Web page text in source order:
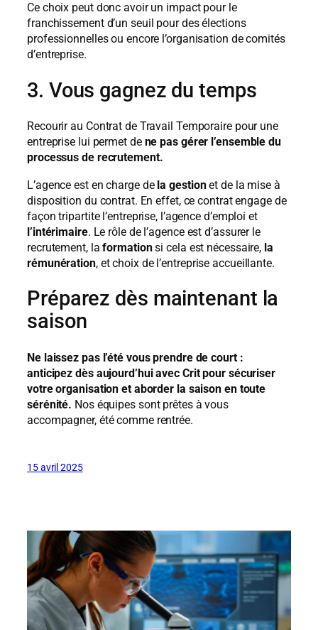
Ce choix peut donc avoir un impact pour le
franchissement d’un seuil pour des élections
professionnelles ou encore l’organisation de comités
d’entreprise.
3. Vous gagnez du temps
Recourir au Contrat de Travail Temporaire pour une
entreprise lui permet de ne pas gérer l’ensemble du
processus de recrutement.
L’agence est en charge de la gestionet de la mise à
disposition du contrat. En effet, ce contrat engage de
façon tripartite l’entreprise, l’agence d’emploi et
l’intérimaire. Le rôle de l’agence est d’assurer le
recrutement, laformationsi cela est nécessaire, la
rémunération, et choix de l’entreprise accueillante.
Préparez dès maintenant la
saison
Ne laissez pas l’été vous prendre de court :
anticipez dès aujourd’hui avec Crit pour sécuriser
votre organisation et aborder la saison en toute
sérénité. Nos équipes sont prêtes à vous
accompagner, été comme rentrée.
15 avril 2025